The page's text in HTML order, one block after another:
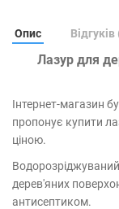
Опис Відгуків
Лазур для
Інтернет-магазин
пропонує купити
ціною.
дерев'яних
антисептиком.